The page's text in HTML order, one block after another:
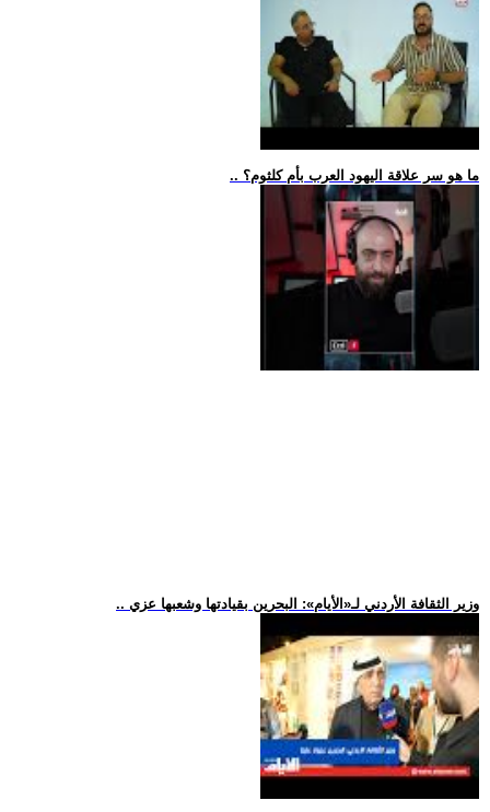
.. ما هو سر علاقة اليهود العرب بأم كلثوم؟
.. وزير الثقافة الأردني لـ«الأيام»: البحرين بقيادتها وشعبها عزي